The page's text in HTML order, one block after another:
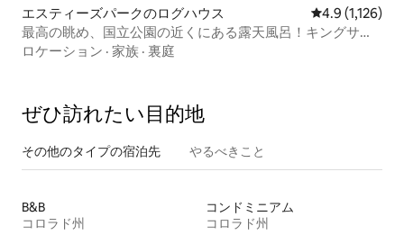
エスティーズパークのログハウス レビュー1,126
4.9 (1,126)
最高の眺め、国立公園の近くにある露天風呂！キングサイ
ズベッド！
ロケーション · 家族 · 裏庭
ぜひ訪⁠れ⁠た⁠い目⁠的⁠地
その他のタ⁠イ⁠プ⁠の宿⁠泊⁠先 やるべきこと
B&B
コロラド州
コンドミニアム
コロラド州